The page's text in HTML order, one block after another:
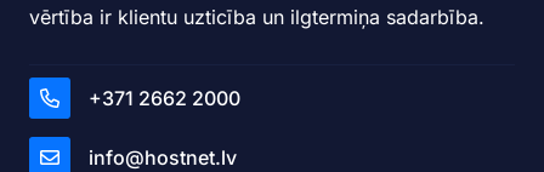
vērtība ir klientu uzticība un ilgtermiņa sadarbība.
+371 2662 2000
info@hostnet.lv